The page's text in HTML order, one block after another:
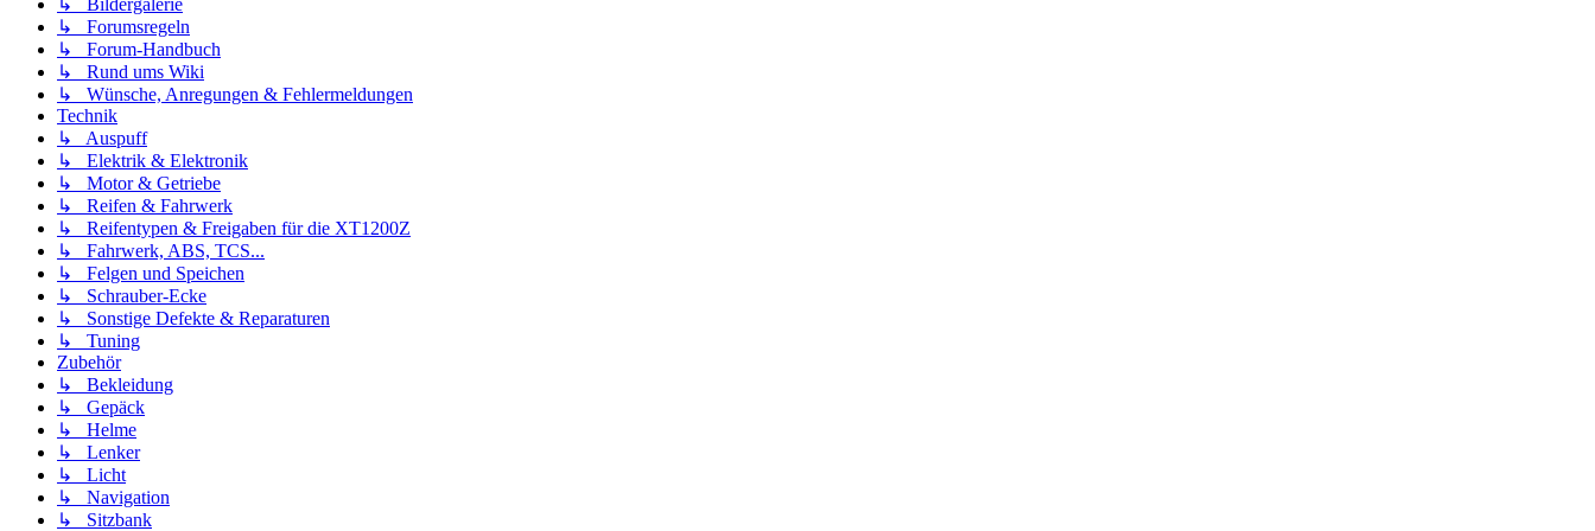
↳ Bildergalerie
↳ Forumsregeln
↳ Forum-Handbuch
↳ Rund ums Wiki
↳ Wünsche, Anregungen & Fehlermeldungen
Technik
↳ Auspuff
↳ Elektrik & Elektronik
↳ Motor & Getriebe
↳ Reifen & Fahrwerk
↳ Reifentypen & Freigaben für die XT1200Z
↳ Fahrwerk, ABS, TCS...
↳ Felgen und Speichen
↳ Schrauber-Ecke
↳ Sonstige Defekte & Reparaturen
↳ Tuning
Zubehör
↳ Bekleidung
↳ Gepäck
↳ Helme
↳ Lenker
↳ Licht
↳ Navigation
↳ Sitzbank